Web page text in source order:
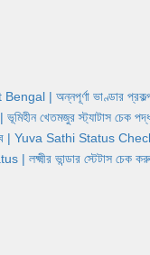
| অন্নপূর্ণা ভাণ্ডার প্রকল্প
খেতমজুর স্ট্যাটাস চেক
| Yuva Sathi Status
ভান্ডার স্টেটাস চেক